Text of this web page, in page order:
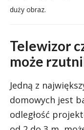
duży obraz.
Telewizor
może
Jedną z
domowych jest
odległość